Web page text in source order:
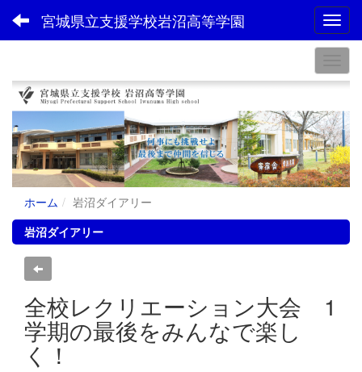
宮城県立支援学校岩沼高等学園
ホーム
岩沼ダイアリー
岩沼ダイアリー
全校レクリエーション大会 1
学期の最後をみんなで楽し
く！